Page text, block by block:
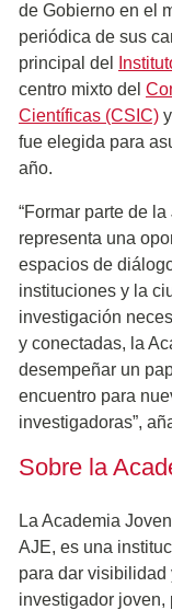
de Gobierno en el
periódica de sus
principal del
centro mixto del
Científicas (CSIC)
fue elegida para
año.
“Formar parte de
representa una
espacios de
instituciones y la
investigación
y conectadas, la
desempeñar un
encuentro para
investigadoras”,
Sobre la
La Academia
AJE, es una
para dar visibilidad
investigador joven,